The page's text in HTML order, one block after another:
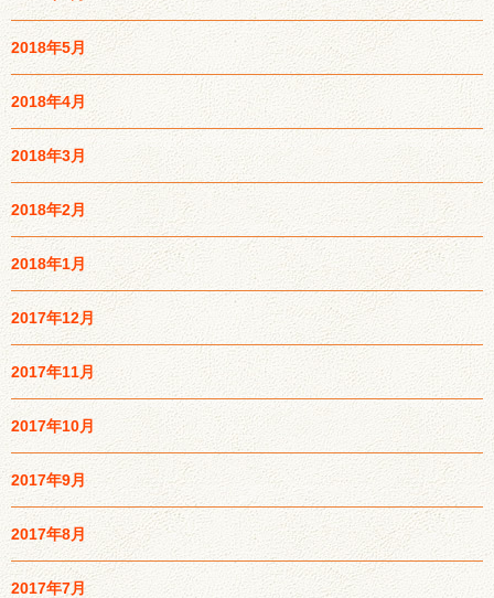
2018年5月
2018年4月
2018年3月
2018年2月
2018年1月
2017年12月
2017年11月
2017年10月
2017年9月
2017年8月
2017年7月